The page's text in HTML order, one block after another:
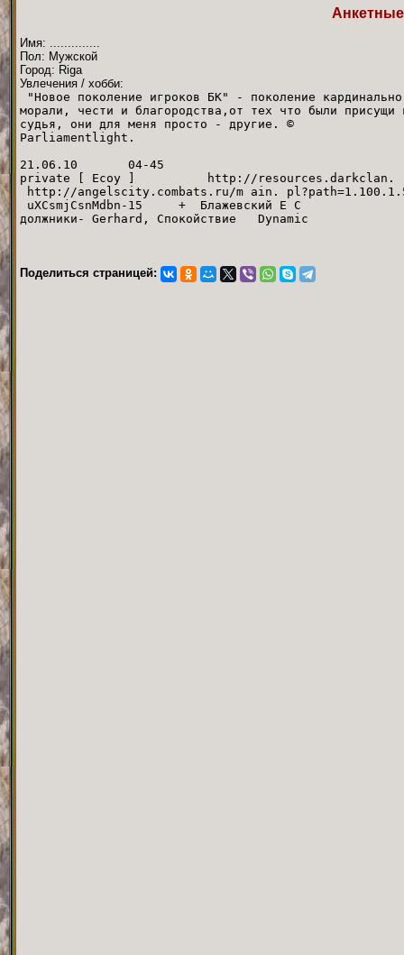
Имя: ..............
Пол: Мужской
Город: Riga
Увлечения / хобби:
"Новое поколение игроков БК" - поколение
морали, чести и благородства,от тех что были
судья, они для меня
21.06.10 04-45
private [ Ecoy ] http://resources.darkclan. ru/
http://angelscity.combats.ru/m
uXCsmjCsnMdbn-15 + Блажевский Е С
должники- Gerhard,
Поделиться страницей: